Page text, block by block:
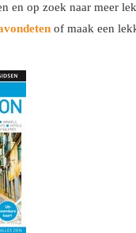
en op zoek naar meer
of maak een